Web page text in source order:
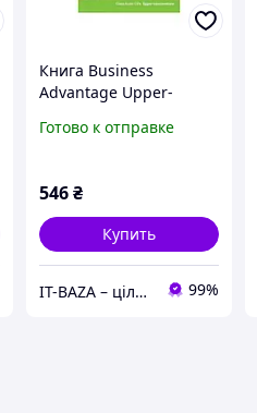
Книга Business
Advantage Upper-
Audio CDs
Press
Готово к отправке
546 ₴
Купить
IT-BAZA – ціла база потрібних речей для всієї родини 99%